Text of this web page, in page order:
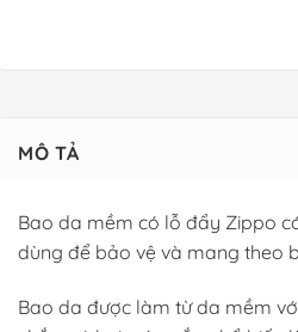
MÔ TẢ
Bao da mềm có lỗ đẩy Zippo
dùng để bảo vệ và mang theo
Bao da được làm từ da mềm